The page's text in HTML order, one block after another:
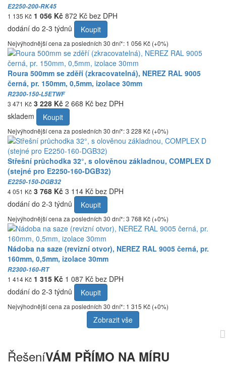
E2250-200-RK45
1 135 Kč 1 056 Kč 872 Kč bez DPH
dodání do 2-3 týdnů
Koupit
Nejvýhodnější cena za posledních 30 dní*: 1 056 Kč (+0%)
Roura 500mm se zděří (zkracovatelná), NEREZ RAL 9005
černá, pr. 150mm, 0,5mm, izolace 30mm
R2300-150-L5ETWF
3 471 Kč 3 228 Kč 2 668 Kč bez DPH
skladem
Koupit
Nejvýhodnější cena za posledních 30 dní*: 3 228 Kč (+0%)
Střešní průchodka 32°, s olověnou základnou, COMPLEX D
(stejné pro E2250-160-DGB32)
E2250-150-DGB32
4 051 Kč 3 768 Kč 3 114 Kč bez DPH
dodání do 2-3 týdnů
Koupit
Nejvýhodnější cena za posledních 30 dní*: 3 768 Kč (+0%)
Nádoba na saze (revizní otvor), NEREZ RAL 9005 černá, pr.
160mm, 0,5mm, izolace 30mm
R2300-160-RT
1 414 Kč 1 315 Kč 1 087 Kč bez DPH
dodání do 2-3 týdnů
Koupit
Nejvýhodnější cena za posledních 30 dní*: 1 315 Kč (+0%)
Zobrazit vše
ŘešeníVÁM PŘÍMO NA MÍRU